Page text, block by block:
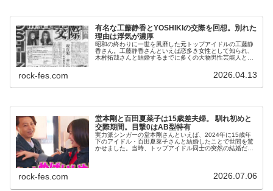
有名な工藤静香とYOSHIKIの交際を回想。別れた
理由は浮気が濃厚
昭和の終わりに一世を風靡した元トップアイドルの工藤静
香さん。工藤静香さんといえば恋多き女性として知られ、
木村拓哉さんと結婚するまでに多くの大物男性芸能人と恋
rock-fes.com 2026.04.13
堂本剛と百田夏菜子は15歳差夫婦。 馴れ初めと
交際期間。目撃0はAB型特有
実力派シンガーの堂本剛さんといえば、2024年に15歳年
下のアイドル・百田夏菜子さんと結婚したことで世間を驚
かせました。当時、トップアイドル同士の突然の結婚だっ
rock-fes.com 2026.07.06